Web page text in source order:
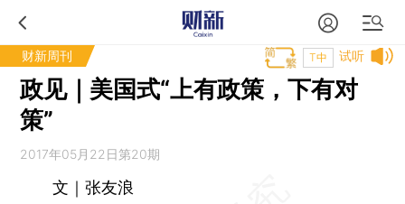
财新周刊 试听
T中
政见｜美国式“上有政策，下有对
策”
2017年05月22日第20期
文｜张友浪